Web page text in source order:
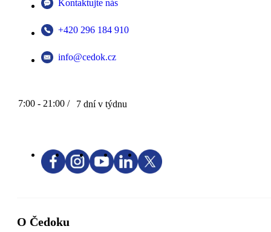
Kontaktujte nás
+420 296 184 910
info@cedok.cz
7:00 - 21:00 / 7 dní v týdnu
O Čedoku